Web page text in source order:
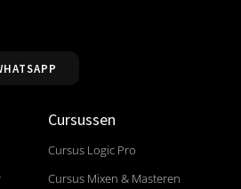
Cursussen
Cursus Logic Pro
Cursus Mixen & Masteren